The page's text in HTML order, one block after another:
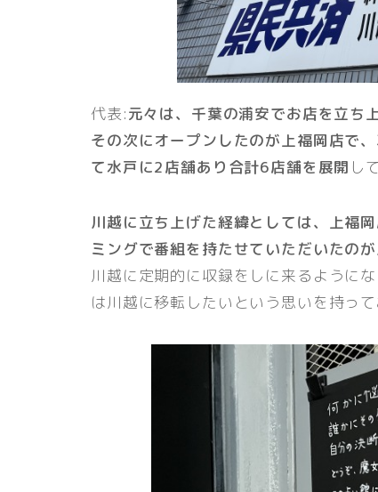
代表:元々は、千葉の浦安でお店を立ち
その次にオープンしたのが上福岡店で
て水戸に2店舗あり合計6店舗を展開 し
川越に立ち上げた経緯としては、上福
ミングで番組を持たせていただいたの
川越に定期的に収録をしに来るように
は川越に移転したいという思いを持っ